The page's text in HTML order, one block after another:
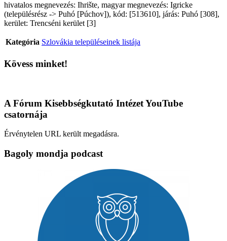
hivatalos megnevezés: Ihrište, magyar megnevezés: Igricke
(településrész -> Puhó [Púchov]), kód: [513610], járás: Puhó [308],
kerület: Trencséni kerület [3]
Kategória Szlovákia településeinek listája
Kövess minket!
A Fórum Kisebbségkutató Intézet YouTube
csatornája
Érvénytelen URL került megadásra.
Bagoly mondja podcast